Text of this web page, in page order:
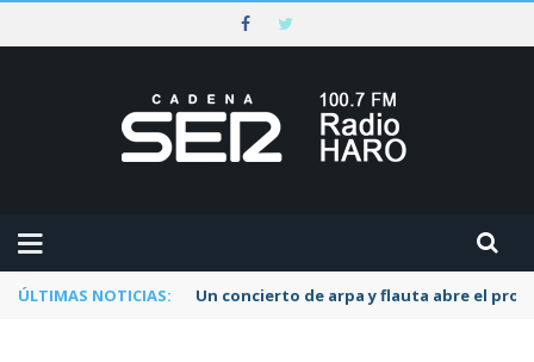
ÚLTIMAS NOTICIAS: Un concierto de arpa y flauta abre el